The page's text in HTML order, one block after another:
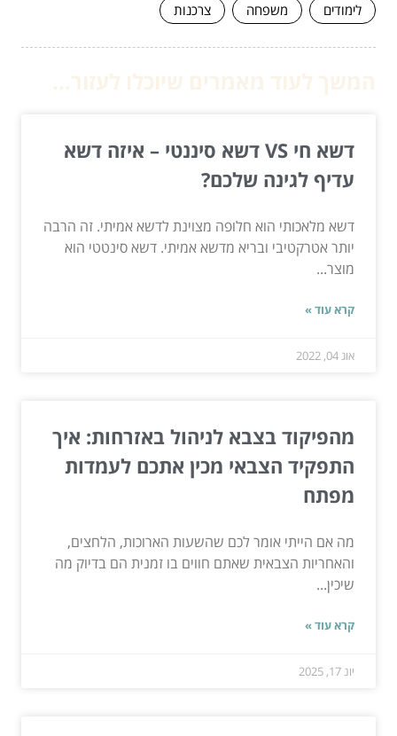
לימודים
משפחה צרכנות
דשא חי VS דשא סיננטי – איזה דשא
עדיף לגינה שלכם?
דשא מלאכותי הוא חלופה מצוינת לדשא אמיתי. זה הרבה
יותר אטרקטיבי ובריא מדשא אמיתי. דשא סינטטי הוא
מוצר...
קרא עוד »
אוג 04, 2022
מהפיקוד בצבא לניהול באזרחות: איך
התפקיד הצבאי מכין אתכם לעמדות
מפתח
מה אם הייתי אומר לכם שהשעות הארוכות, הלחצים,
והאחריות הצבאית שאתם חווים בו זמנית הם בדיוק מה
שיכין...
קרא עוד »
יונ 17, 2025